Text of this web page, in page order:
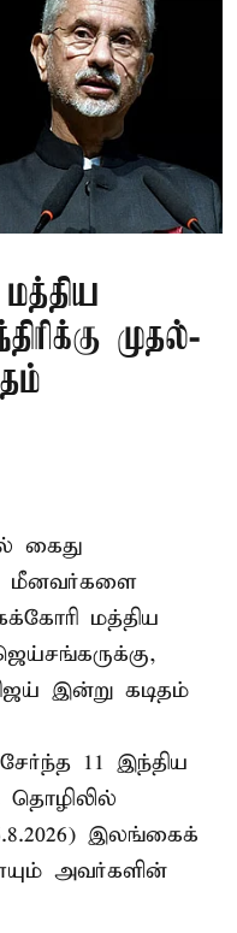
முதல்-
கைது
மீனவர்களை
மத்திய
இன்று கடிதம்
11 இந்திய
தொழிலில்
இலங்கைக்
அவர்களின்